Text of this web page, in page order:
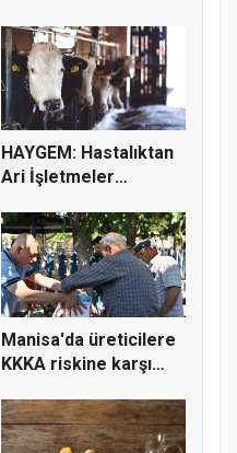
HAYGEM: Hastalıktan
Ari İşletmeler
Manisa'da üreticilere
KKKA riskine karşı